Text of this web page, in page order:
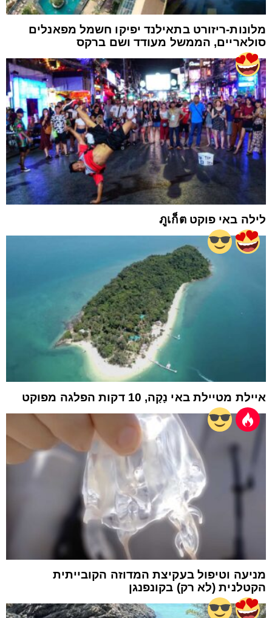
מלונות-ריזורט בתאילנד יפיקו חשמל מפאנלים
סולאריים, הממשל מעודד ושם ברקס
לילה באי פוקט ภูเก็ต
איילת מטיילת באי נָקָה, 10 דקות הפלגה מפוקט
מניעה וטיפול בעקיצת המדוזה הקובייתית
הקטלנית (לא רק) בקונפנגן